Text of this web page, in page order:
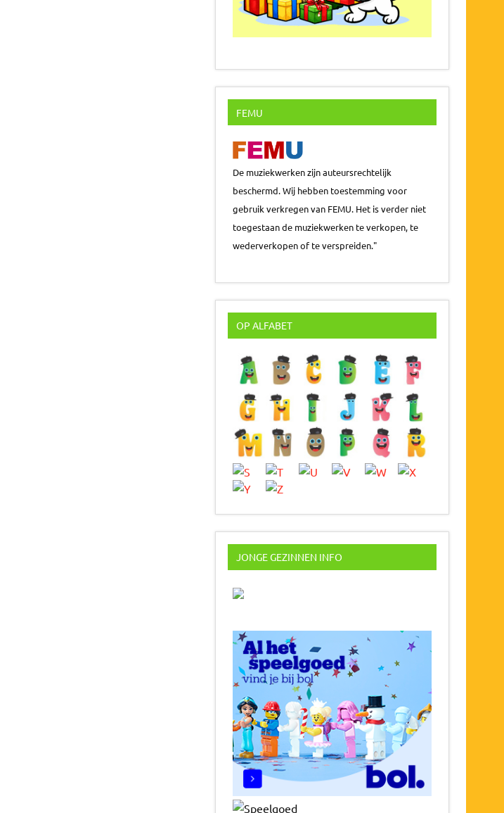
FEMU
De muziekwerken zijn auteursrechtelijk
beschermd. Wij hebben toestemming voor
gebruik verkregen van FEMU. Het is verder niet
toegestaan de muziekwerken te verkopen, te
wederverkopen of te verspreiden."
OP ALFABET
JONGE GEZINNEN INFO